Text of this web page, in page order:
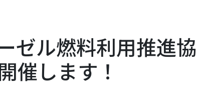
ゼル燃料利用推進協
催します！